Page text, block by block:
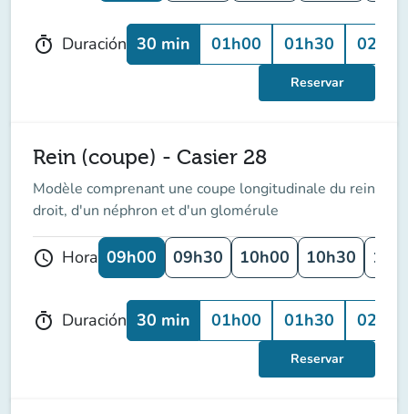
timer Duración 30 min 01h00 01h30 02h00
Reservar
Rein (coupe) - Casier 28
Modèle comprenant une coupe longitudinale du rein
droit, d'un néphron et d'un glomérule
schedule Hora 09h00 09h30 10h00 10h30
timer Duración 30 min 01h00 01h30 02h00
Reservar